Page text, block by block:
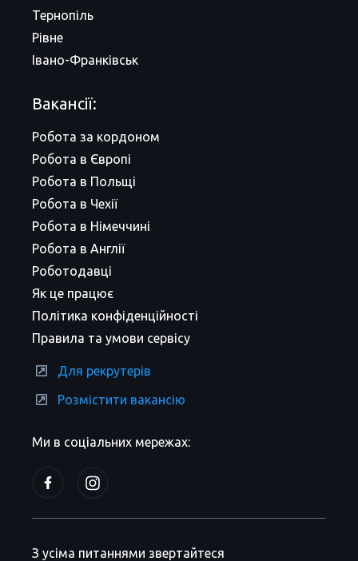
Ми в соціальних мережах:
Тернопіль
Рівне
Івано-Франківськ
Вакансії:
Робота за кордоном
Робота в Європі
Робота в Польщі
Робота в Чехії
Робота в Німеччині
Робота в Англії
Роботодавці
Як це працює
Політика конфіденційності
Правила та умови сервісу
Для рекрутерів
Розмістити вакансію
З усіма питаннями звертайтеся